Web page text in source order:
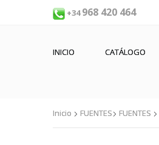
+34968 420 464
INICIO CATÁLOGO
Inicio FUENTES FUENTES